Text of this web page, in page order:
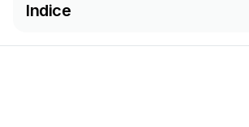
Indice